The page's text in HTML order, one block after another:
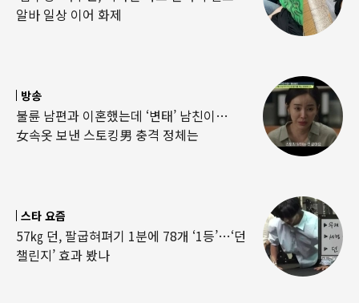
알바 일상 이어 화제
방송
불륜 남편과 이혼했는데 ‘변태’ 남친이…
女속옷 보낸 스토킹男 충격 정체는
스타 요즘
57㎏ 던, 팔굽혀펴기 1분에 78개 ‘1등’…‘던
챌린지’ 효과 봤나